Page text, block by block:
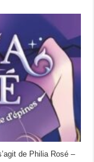
de Philia Rosé –